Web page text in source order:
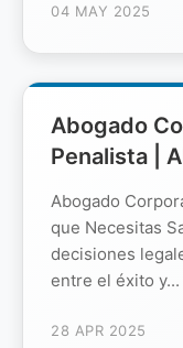
04 MAY 2025
Abogado
Penalista |
Abogado
que Necesitas
decisiones
entre el éxito y...
28 APR 2025